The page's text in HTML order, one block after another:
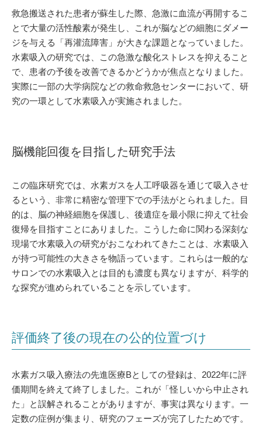
救急搬送された患者が蘇生した際、急激に血流が再開するこ
とで大量の活性酸素が発生し、これが脳などの細胞にダメー
ジを与える「再灌流障害」が大きな課題となっていました。
水素吸入の研究では、この急激な酸化ストレスを抑えること
で、患者の予後を改善できるかどうかが焦点となりました。
実際に一部の大学病院などの救命救急センターにおいて、研
究の一環として水素吸入が実施されました。
脳機能回復を目指した研究手法
この臨床研究では、水素ガスを人工呼吸器を通じて吸入させ
るという、非常に精密な管理下での手法がとられました。目
的は、脳の神経細胞を保護し、後遺症を最小限に抑えて社会
復帰を目指すことにありました。こうした命に関わる深刻な
現場で水素吸入の研究がおこなわれてきたことは、水素吸入
が持つ可能性の大きさを物語っています。これらは一般的な
サロンでの水素吸入とは目的も濃度も異なりますが、科学的
な探究が進められていることを示しています。
評価終了後の現在の公的位置づけ
水素ガス吸入療法の先進医療Bとしての登録は、2022年に評
価期間を終えて終了しました。これが「怪しいから中止され
た」と誤解されることがありますが、事実は異なります。一
定数の症例が集まり、研究のフェーズが完了したためです。